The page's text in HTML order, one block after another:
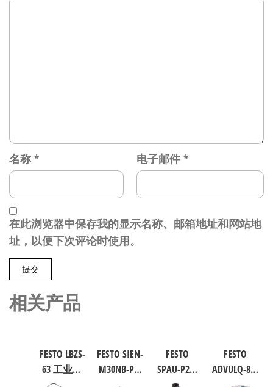
名称 * 电子邮件 *
在此浏览器中保存我的显示名称、邮箱地址和网站地
址，以便下次评论时使用。
相关产品
FESTO LBZS-
63 工业自
动化零部
FESTO SIEN-
M30NB-PS-
S-L 电感式
FESTO
SPAU-P2R-
W-G18FD-L-
FESTO
ADVULQ-80-
60-A-P-A 紧